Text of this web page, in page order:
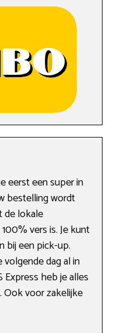
eerst een super in
bestelling wordt
de lokale
vers is. Je kunt
bij een pick-up.
volgende dag al in
heb je alles
Ook voor zakelijke